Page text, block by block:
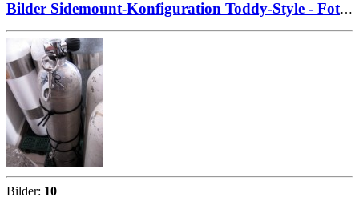
Bilder Sidemount-Konfiguration Toddy-Style - Fotos 1-10
Bilder: 10